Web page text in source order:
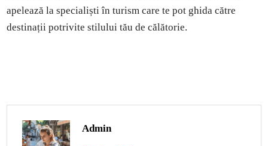
apelează la specialiști în turism care te pot ghida către
destinații potrivite stilului tău de călătorie.
Admin